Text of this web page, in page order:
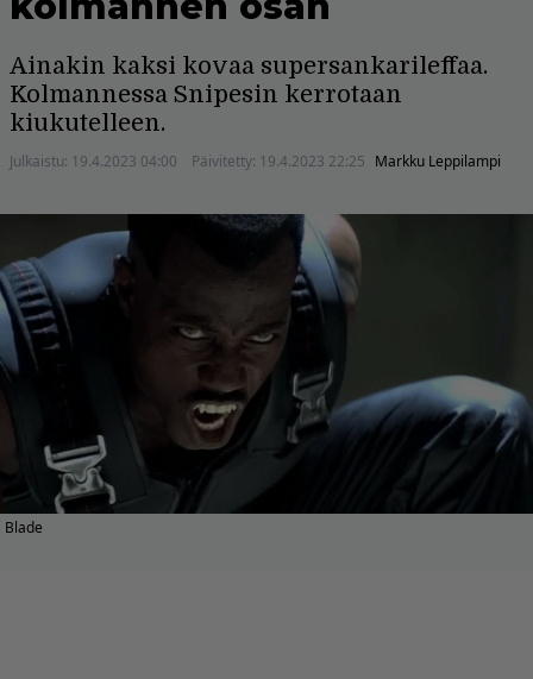
Ainakin kaksi kovaa supersankarileffaa.
Kolmannessa Snipesin kerrotaan
kiukutelleen.
Julkaistu: 19.4.2023 04:00 Päivitetty: 19.4.2023 22:25 Markku Leppilampi
Blade